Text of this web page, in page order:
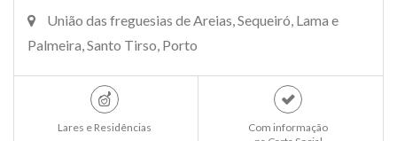
União das freguesias de Areias, Sequeiró, Lama e
Palmeira, Santo Tirso, Porto
Lares e Residências
Com informação